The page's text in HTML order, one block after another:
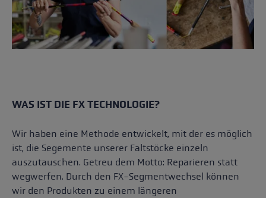
WAS IST DIE FX TECHNOLOGIE?
Wir haben eine Methode entwickelt, mit der es möglich
ist, die Segemente unserer Faltstöcke einzeln
auszutauschen. Getreu dem Motto: Reparieren statt
wegwerfen. Durch den FX-Segmentwechsel können
wir den Produkten zu einem längeren